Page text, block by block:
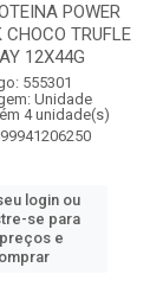
POWER
CHOCO TRUFLE
12X44G
555301
Unidade
4 unidade(s)
login ou
se para
e